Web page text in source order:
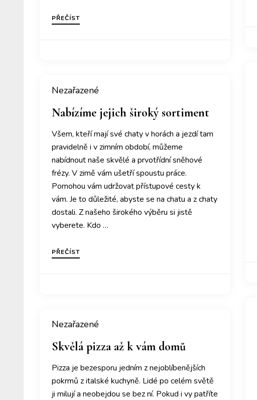
PŘEČÍST
Nezařazené
Nabízíme jejich široký sortiment
Všem, kteří mají své chaty v horách a jezdí tam
pravidelně i v zimním období, můžeme
nabídnout naše skvělé a prvotřídní sněhové
frézy. V zimě vám ušetří spoustu práce.
Pomohou vám udržovat přístupové cesty k
vám. Je to důležité, abyste se na chatu a z chaty
dostali. Z našeho širokého výběru si jistě
vyberete. Kdo …
PŘEČÍST
Nezařazené
Skvělá pizza až k vám domů
Pizza je bezesporu jedním z nejoblíbenějších
pokrmů z italské kuchyně. Lidé po celém světě
ji milují a neobejdou se bez ní. Pokud i vy patříte